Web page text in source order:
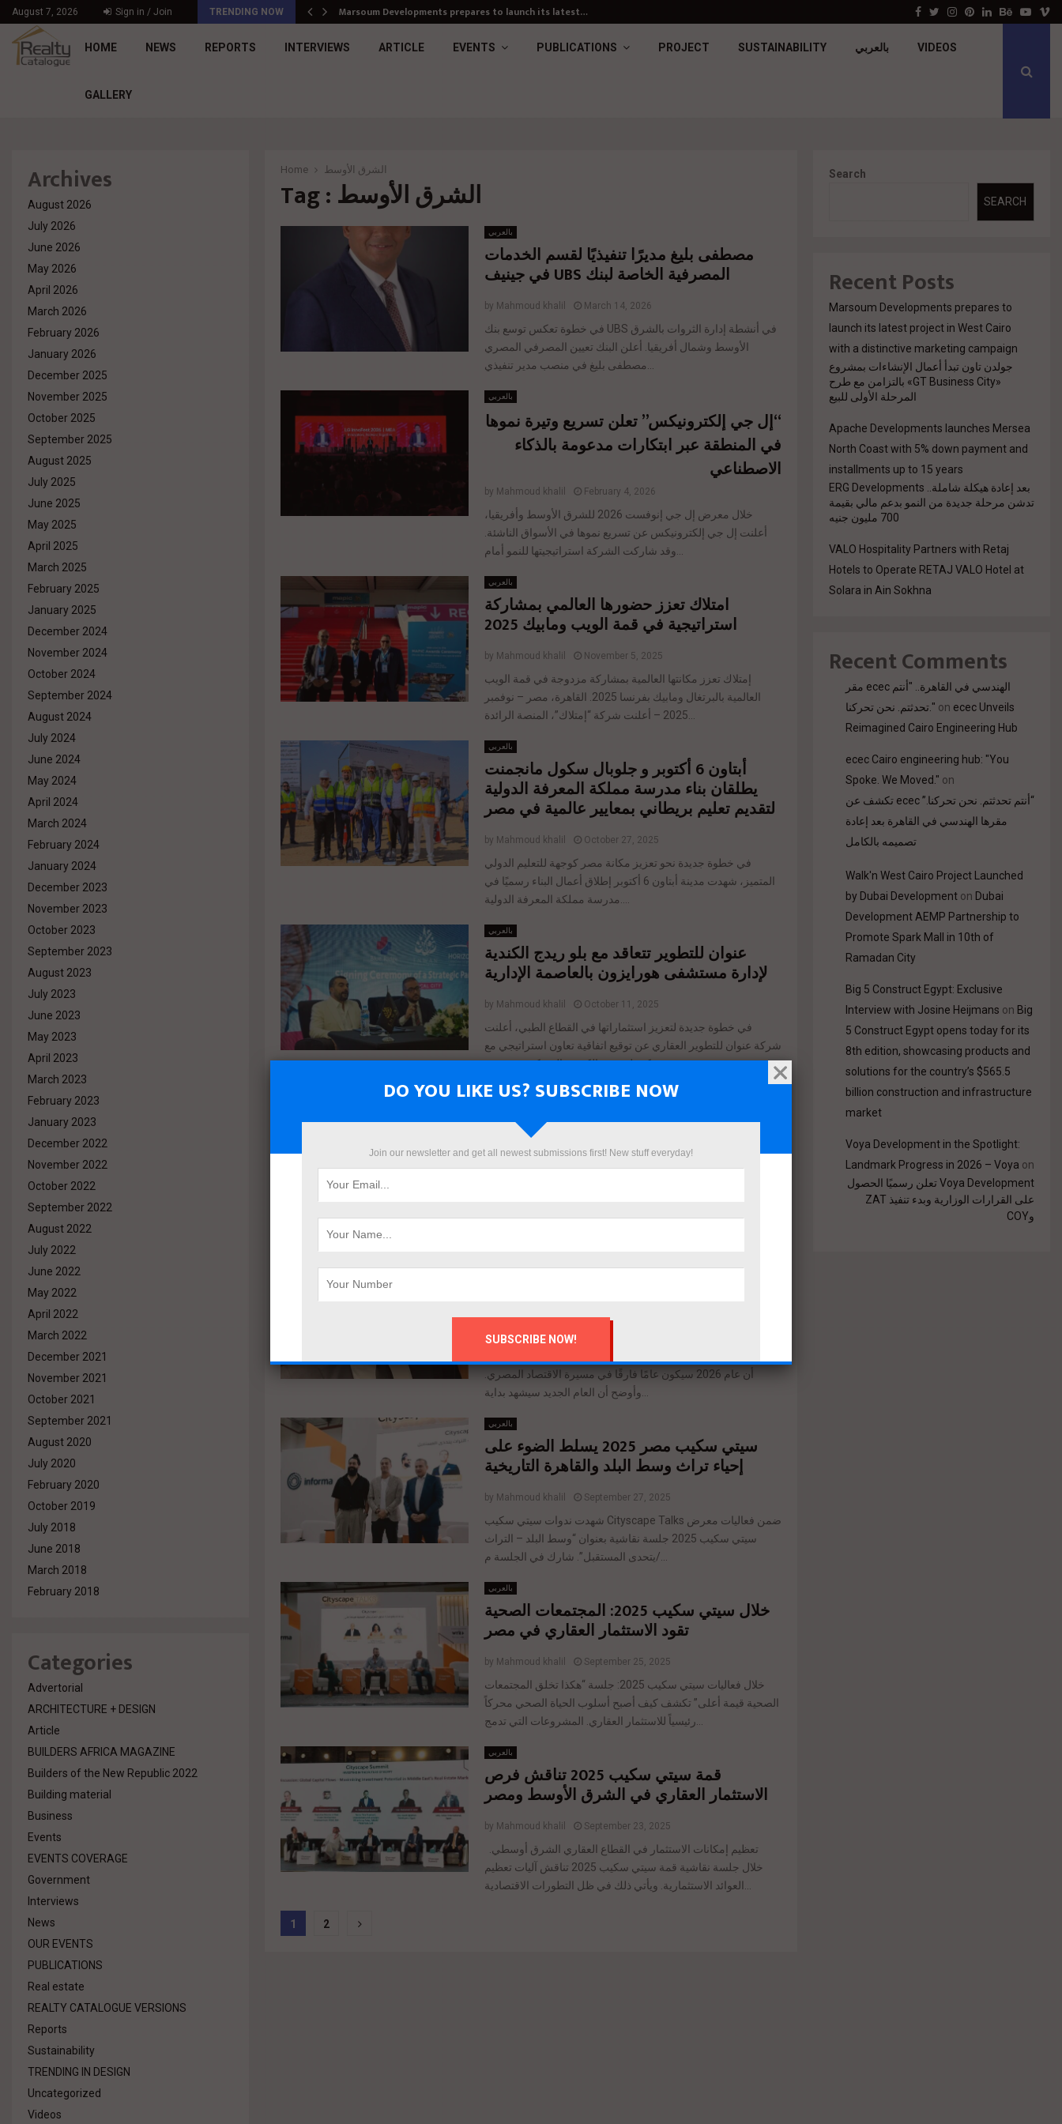
August 7, 2026 Sign in / Join TRENDING NOW د. محمد راشد: Market Dynamics أصبحت المعيار… Marsoum Developments prepares to launch its latest… جولدن تاون تبدأ أعمال الإنشاءات بمشروع «GT…Facebook
Twitter
Instagram
Pinterest
LinkedinBehance
HOME NEWS REPORTS INTERVIEWS ARTICLE EVENTS PUBLICATIONS PROJECT SUSTAINABILITY بالعربي VIDEOS
GALLERY
Home الشرق الأوسط
Tag : الشرق الأوسط
بالعربي
مصطفى بليغ مديرًا تنفيذيًا لقسم الخدمات
المصرفية الخاصة لبنك UBS في جينيف
by Mahmoud khalil March 14, 2026
في خطوة تعكس توسع بنك UBS في أنشطة إدارة الثروات بالشرق
الأوسط وشمال أفريقيا. أعلن البنك تعيين المصرفي المصري
بالعربي
“إل جي إلكترونيكس” تعلن تسريع وتيرة نموها
في المنطقة عبر ابتكارات مدعومة بالذكاء
الاصطناعي
by Mahmoud khalil February 4, 2026
خلال معرض إل جي إنوفست 2026 للشرق الأوسط وأفريقيا،
أعلنت إل جي إلكترونيكس عن تسريع نموها في الأسواق الناشئة.
بالعربي
امتلاك تعزز حضورها العالمي بمشاركة
استراتيجية في قمة الويب ومابيك 2025
by Mahmoud khalil November 5, 2025
إمتلاك تعزز مكانتها العالمية بمشاركة مزدوجة في قمة الويب
العالمية بالبرتغال ومابيك بفرنسا 2025. القاهرة، مصر – نوفمبر
بالعربي
أبتاون 6 أكتوبر و جلوبال سكول مانجمنت
يطلقان بناء مدرسة مملكة المعرفة الدولية
لتقديم تعليم بريطاني بمعايير عالمية في مصر
by Mahmoud khalil October 27, 2025
في خطوة جديدة نحو تعزيز مكانة مصر كوجهة للتعليم الدولي
المتميز، شهدت مدينة أبتاون 6 أكتوبر إطلاق أعمال البناء رسميًا في
بالعربي
عنوان للتطوير تتعاقد مع بلو ريدج الكندية
لإدارة مستشفى هورايزون بالعاصمة الإدارية
by Mahmoud khalil October 11, 2025
في خطوة جديدة لتعزيز استثماراتها في القطاع الطبي، أعلنت
شركة عنوان للتطوير العقاري عن توقيع اتفاقية تعاون استراتيجي مع
شركة بلو ريدج الكندية. الشركة متخصصة...
بالعربي
مصر تنفذ استراتيجية مالية متكاملة لإدارة
الدين الخارجي وتعزيز الثقة في الاقتصاد
byMahmoud khalil October 7, 2025
by Mahmoud khalil
أن عام 2026 سيكون عامًا فارقًا في مسيرة الاقتصاد المصري.
بالعربي
سيتي سكيب مصر 2025 يسلط الضوء على
إحياء تراث وسط البلد والقاهرة التاريخية
by Mahmoud khalil September 27, 2025
شهدت ندوات سيتي سكيب Cityscape Talks ضمن فعاليات معرض
سيتي سكيب 2025 جلسة نقاشية بعنوان “وسط البلد – التراث
يتحدى المستقبل”. شارك في الجلسة م/...
بالعربي
خلال سيتي سكيب 2025: المجتمعات الصحية
تقود الاستثمار العقاري في مصر
by Mahmoud khalil September 25, 2025
خلال فعاليات سيتي سكيب 2025: جلسة “هكذا تخلق المجتمعات
الصحية قيمة أعلى” تكشف كيف أصبح أسلوب الحياة الصحي محركاً
بالعربي
قمة سيتي سكيب 2025 تناقش فرص
الاستثمار العقاري في الشرق الأوسط ومصر
by Mahmoud khalil September 23, 2025
خلال جلسة نقاشية قمة سيتي سكيب 2025 تناقش آليات تعظيم
Posts
1 2
Archives
August 2026
July 2026
June 2026
May 2026
April 2026
March 2026
February 2026
January 2026
December 2025
November 2025
October 2025
September 2025
August 2025
July 2025
June 2025
May 2025
April 2025
March 2025
February 2025
January 2025
December 2024
November 2024
October 2024
September 2024
August 2024
July 2024
June 2024
May 2024
April 2024
March 2024
February 2024
January 2024
December 2023
November 2023
October 2023
September 2023
August 2023
July 2023
June 2023
May 2023
April 2023
March 2023
February 2023
January 2023
December 2022
November 2022
October 2022
September 2022
August 2022
July 2022
June 2022
May 2022
April 2022
March 2022
December 2021
November 2021
October 2021
September 2021
August 2020
July 2020
February 2020
October 2019
July 2018
June 2018
March 2018
February 2018
Categories
Advertorial
ARCHITECTURE + DESIGN
Article
BUILDERS AFRICA MAGAZINE
Builders of the New Republic 2022
Building material
Business
Events
EVENTS COVERAGE
Government
Interviews
News
OUR EVENTS
PUBLICATIONS
Real estate
REALTY CATALOGUE VERSIONS
Reports
Sustainability
TRENDING IN DESIGN
Uncategorized
Videos
Search
SEARCH
Recent Posts
Marsoum Developments prepares to
launch its latest project in West Cairo
with a distinctive marketing campaign
جولدن تاون تبدأ أعمال الإنشاءات بمشروع
«GT Business City» بالتزامن مع طرح
المرحلة الأولى للبيع
Apache Developments launches Mersea
North Coast with 5% down payment and
installments up to 15 years
بعد إعادة هيكلة شاملة.. ERG Developments
تدشن مرحلة جديدة من النمو بدعم مالي بقيمة
700 مليون جنيه
VALO Hospitality Partners with Retaj
Hotels to Operate RETAJ VALO Hotel at
Solara in Ain Sokhna
Recent Comments
مقر ecec الهندسي في القاهرة.. "أنتم
تحدثتم. نحن تحركنا." on ecec Unveils
Reimagined Cairo Engineering Hub
ecec Cairo engineering hub: "You
Spoke. We Moved." on
“أنتم تحدثتم. نحن تحركنا.” ecec تكشف عن
مقرها الهندسي في القاهرة بعد إعادة
تصميمه بالكامل
Walk'n West Cairo Project Launched
by Dubai Development on Dubai
Development AEMP Partnership to
Promote Spark Mall in 10th of
Ramadan City
Big 5 Construct Egypt: Exclusive
Interview with Josine Heijmans on Big
5 Construct Egypt opens today for its
8th edition, showcasing products and
solutions for the country’s $565.5
billion construction and infrastructure
market
Voya Development in the Spotlight:
Landmark Progress in 2026 – Voya on
Voya Development تعلن رسميًا الحصول
على القرارات الوزارية وبدء تنفيذ ZAT
وCOY
DO YOU LIKE US? SUBSCRIBE NOW
Join our newsletter and get all newest submissions first! New stuff everyday!